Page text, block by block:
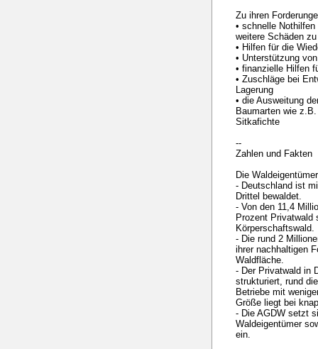
Zu ihren
• schnelle
weitere Schäden
• Hilfen für die
• Unterstützung
• finanzielle Hilfen
• Zuschläge bei
Lagerung
• die Ausweitung
Baumarten wie
Sitkafichte
--
Zahlen und Fakten
Die
- Deutschland ist
Drittel bewaldet.
- Von den 11,4
Prozent Privatwald
Körperschaftswald.
- Die rund 2
ihrer nachhaltigen
Waldfläche.
- Der Privatwald in
strukturiert, rund
Betriebe mit
Größe liegt bei
- Die AGDW setzt
Waldeigentümer
ein.